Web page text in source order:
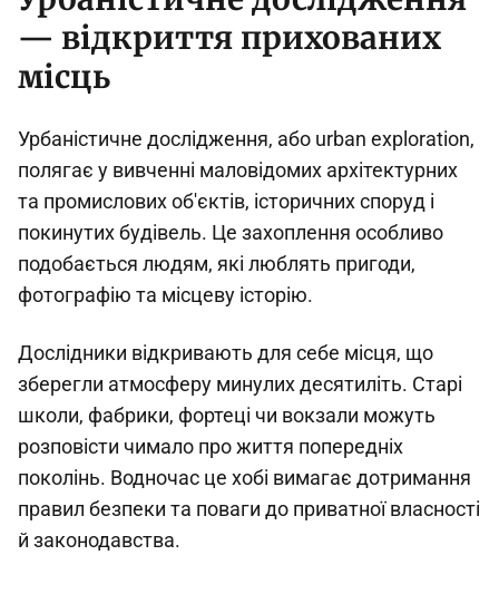
— відкриття прихованих
місць
Урбаністичне дослідження, або urban exploration,
полягає у вивченні маловідомих архітектурних
та промислових об'єктів, історичних споруд і
покинутих будівель. Це захоплення особливо
подобається людям, які люблять пригоди,
фотографію та місцеву історію.
Дослідники відкривають для себе місця, що
зберегли атмосферу минулих десятиліть. Старі
школи, фабрики, фортеці чи вокзали можуть
розповісти чимало про життя попередніх
поколінь. Водночас це хобі вимагає дотримання
правил безпеки та поваги до приватної власності
й законодавства.